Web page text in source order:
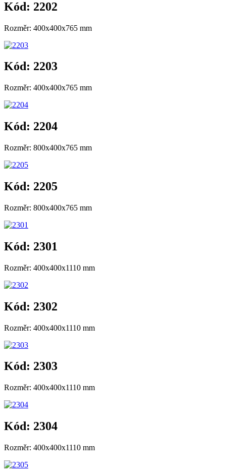
Kód: 2202
Rozměr: 400x400x765 mm
Kód: 2203
Rozměr: 400x400x765 mm
Kód: 2204
Rozměr: 800x400x765 mm
Kód: 2205
Rozměr: 800x400x765 mm
Kód: 2301
Rozměr: 400x400x1110 mm
Kód: 2302
Rozměr: 400x400x1110 mm
Kód: 2303
Rozměr: 400x400x1110 mm
Kód: 2304
Rozměr: 400x400x1110 mm